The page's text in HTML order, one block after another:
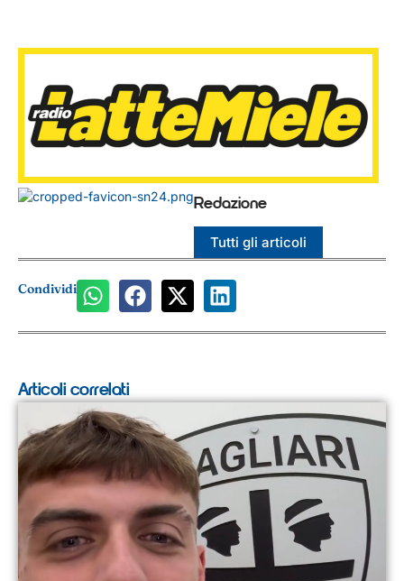
Redazione
Tutti gli articoli
Condividi
Articoli correlati